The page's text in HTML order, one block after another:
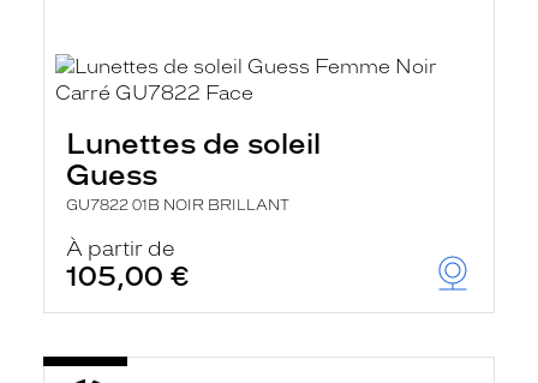
Lunettes de soleil
Guess
GU7822 01B NOIR BRILLANT
À partir de
105,00 €